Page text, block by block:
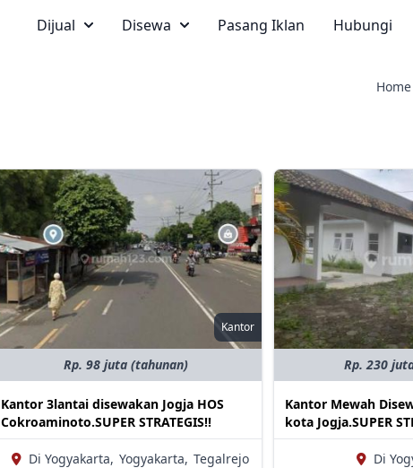
Dijual Disewa Pasang Iklan Hubungi
Home
Kantor
Rp. 98 juta (tahunan)
Kantor 3lantai disewakan Jogja HOS
Cokroaminoto.SUPER STRATEGIS!!
Di Yogyakarta, Yogyakarta, Tegalrejo
Rp. 230
Kantor Mewah
kota Jogja.SUPER
Di